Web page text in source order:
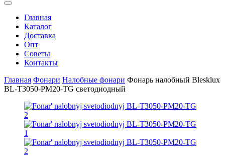
Главная
Каталог
Доставка
Опт
Советы
Контакты
Главная Фонари Налобные фонари Фонарь налобный Blesklux
BL-T3050-PM20-TG светодиодный